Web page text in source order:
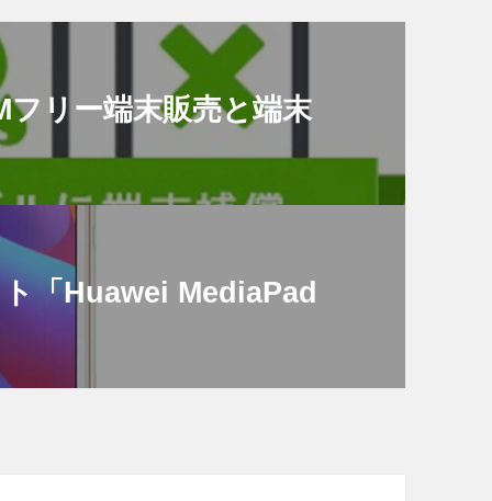
リー端末販売と端末
「Huawei MediaPad